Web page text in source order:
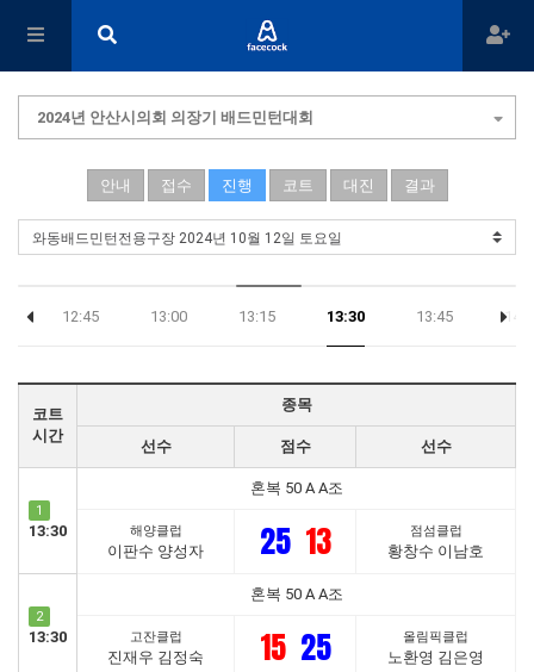
2024년 안산시의회 의장기 배드민턴대회
안내 접수 진행 코트 대진 결과
12:45 13:00 13:15 13:30 13:45
코트
시간
종목
선수 점수 선수
1
13:30
혼복 50 A A조
해양클럽
이판수 양성자 25 13 점섬클럽
황창수 이남호
2
13:30
혼복 50 A A조
고잔클럽
진재우 김정숙 15 25 올림픽클럽
노환영 김은영